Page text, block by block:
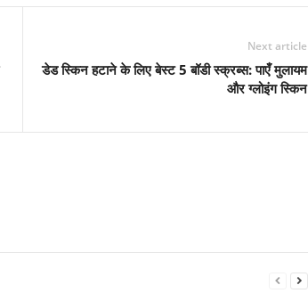
Next article
डेड स्किन हटाने के लिए बेस्ट 5 बॉडी स्क्रब्स: पाएँ मुलायम
और ग्लोइंग स्किन